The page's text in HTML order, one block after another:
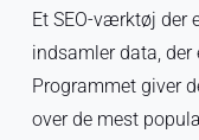
Et SEO-værktøj der
indsamler data, der
Programmet giver
over de mest